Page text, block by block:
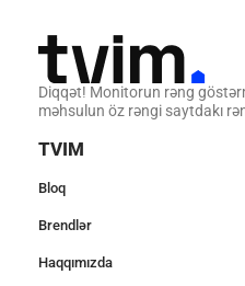
Diqqət! Monitorun rəng
məhsulun öz rəngi saytdakı
TVIM
Bloq
Brendlər
Haqqımızda